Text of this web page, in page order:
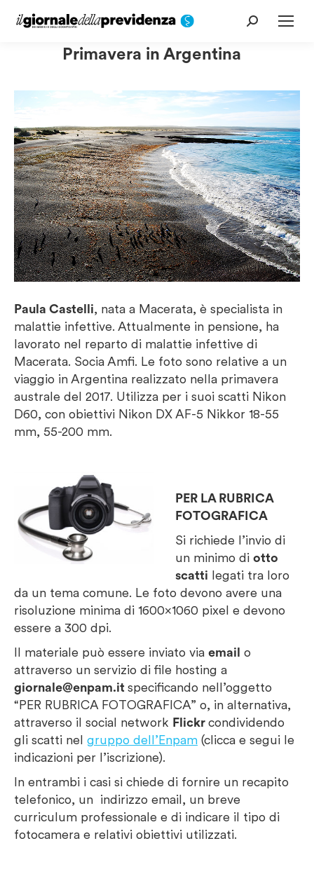
Cerca:
Primavera in Argentina
Paula Castelli, nata a Macerata, è specialista in
malattie infettive. Attualmente in pensione, ha
lavorato nel reparto di malattie infettive di
Macerata. Socia Amfi. Le foto sono relative a un
viaggio in Argentina realizzato nella primavera
australe del 2017. Utilizza per i suoi scatti Nikon
D60, con obiettivi Nikon DX AF-5 Nikkor 18-55
mm, 55-200 mm.
PER LA RUBRICA
FOTOGRAFICA
Si richiede l’invio di
un minimo di otto
scatti legati tra loro
da un tema comune. Le foto devono avere una
risoluzione minima di 1600×1060 pixel e devono
essere a 300 dpi.
Il materiale può essere inviato via email o
attraverso un servizio di file hosting a
giornale@enpam.it specificando nell’oggetto
“PER RUBRICA FOTOGRAFICA” o, in alternativa,
attraverso il social network Flickrcondividendo
gli scatti nel gruppo dell’Enpam (clicca e segui le
indicazioni per l’iscrizione).
In entrambi i casi si chiede di fornire un recapito
telefonico, un indirizzo email, un breve
curriculum professionale e di indicare il tipo di
fotocamera e relativi obiettivi utilizzati.